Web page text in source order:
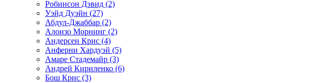
Робинсон Дэвид (2)
Уэйд Дуэйн (27)
Абдул-Джаббар (2)
Алонзо Морнинг (2)
Андерсен Крис (4)
Анферни Xардуэй (5)
Амаре Стадемайр (3)
Андрей Кириленко (6)
Бош Крис (3)